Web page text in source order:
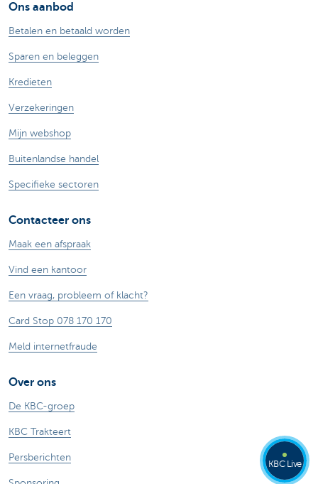
Ons aanbod
Betalen en betaald worden
Sparen en beleggen
Kredieten
Verzekeringen
Mijn webshop
Buitenlandse handel
Specifieke sectoren
Contacteer ons
Maak een afspraak
Vind een kantoor
Een vraag, probleem of klacht?
Card Stop 078 170 170
Meld internetfraude
Over ons
De KBC-groep
KBC Trakteert
Persberichten
KBC Live